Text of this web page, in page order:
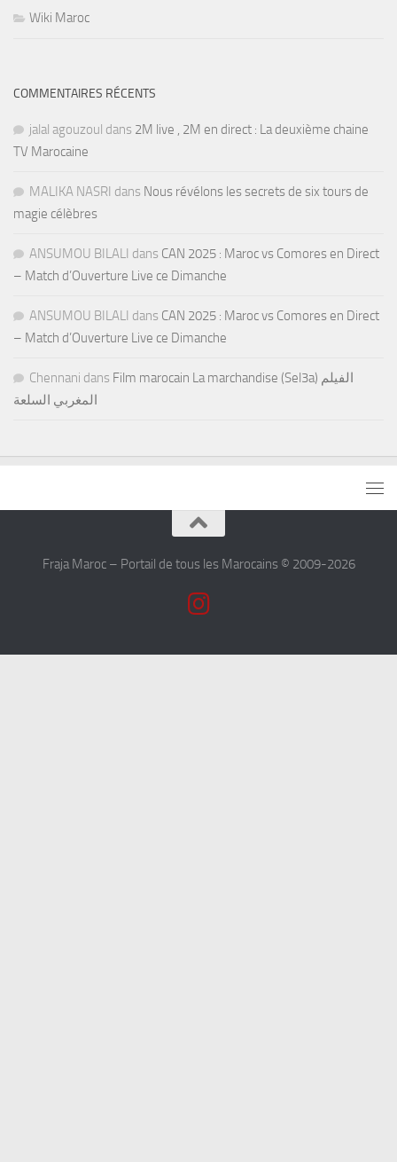
Wiki Maroc
COMMENTAIRES RÉCENTS
jalal agouzoul dans 2M live , 2M en direct : La deuxième chaine
TV Marocaine
MALIKA NASRI dans Nous révélons les secrets de six tours de
magie célèbres
ANSUMOU BILALI dans CAN 2025 : Maroc vs Comores en Direct
– Match d’Ouverture Live ce Dimanche
ANSUMOU BILALI dans CAN 2025 : Maroc vs Comores en Direct
– Match d’Ouverture Live ce Dimanche
Chennani dans Film marocain La marchandise (Sel3a) الفيلم
المغربي السلعة
Fraja Maroc – Portail de tous les Marocains © 2009-2026